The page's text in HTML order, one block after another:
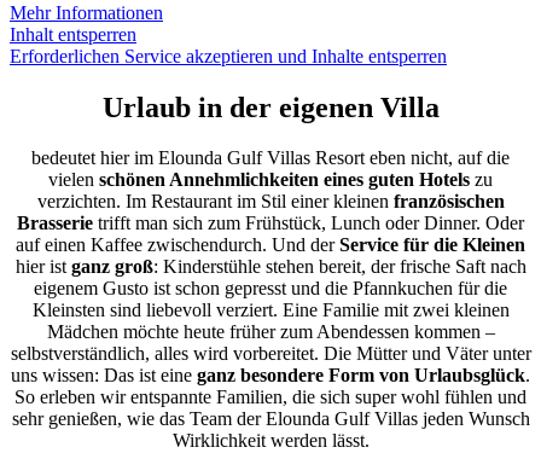
Mehr Informationen
Inhalt entsperren
Erforderlichen Service akzeptieren und Inhalte entsperren
Urlaub in der eigenen Villa
bedeutet hier im Elounda Gulf Villas Resort eben nicht, auf die
vielen schönen Annehmlichkeiten eines guten Hotels zu
verzichten. Im Restaurant im Stil einer kleinenfranzösischen
Brasserie trifft man sich zum Frühstück, Lunch oder Dinner. Oder
auf einen Kaffee zwischendurch. Und derService für die Kleinen
hier istganz groß: Kinderstühle stehen bereit, der frische Saft nach
eigenem Gusto ist schon gepresst und die Pfannkuchen für die
Kleinsten sind liebevoll verziert. Eine Familie mit zwei kleinen
Mädchen möchte heute früher zum Abendessen kommen –
selbstverständlich, alles wird vorbereitet. Die Mütter und Väter unter
uns wissen: Das ist eine ganz besondere Form von Urlaubsglück.
So erleben wir entspannte Familien, die sich super wohl fühlen und
sehr genießen, wie das Team der Elounda Gulf Villas jeden Wunsch
Wirklichkeit werden lässt.